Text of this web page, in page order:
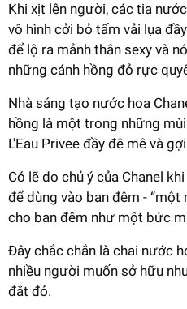
Khi xịt lên người, các tia
vô hình cởi bỏ tấm vải lụa
để lộ ra mảnh thân sexy và
những cánh hồng đỏ rực
Nhà sáng tạo nước hoa
hồng là một trong những
L'Eau Privee đầy đê mê và
Có lẽ do chủ ý của Chanel
để dùng vào ban đêm -
cho ban đêm như một bức
Đây chắc chắn là chai nước
nhiều người muốn sở hữu
đắt đỏ.